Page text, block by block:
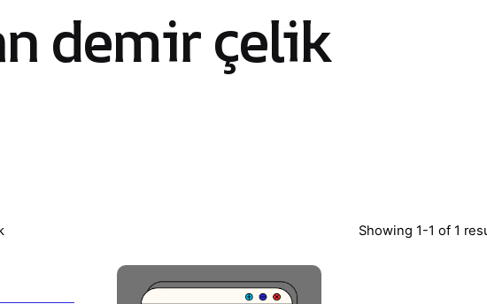
demir çelik
Showing 1-1 of 1